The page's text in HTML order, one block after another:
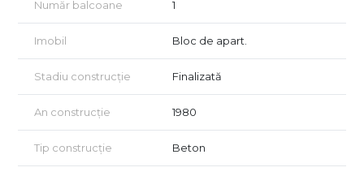
Număr balcoane 1
Imobil Bloc de apart.
Stadiu construcție Finalizată
An construcție 1980
Tip construcție Beton